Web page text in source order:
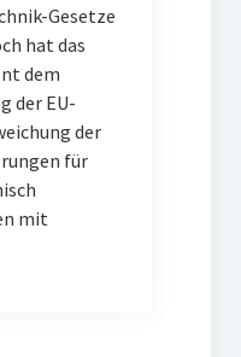
Gesetze
hat das
dem
der EU-
der
für
mit